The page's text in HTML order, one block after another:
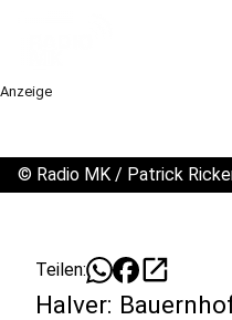
Anzeige
© Radio MK / Patrick
Teilen: open_in_new
Halver: